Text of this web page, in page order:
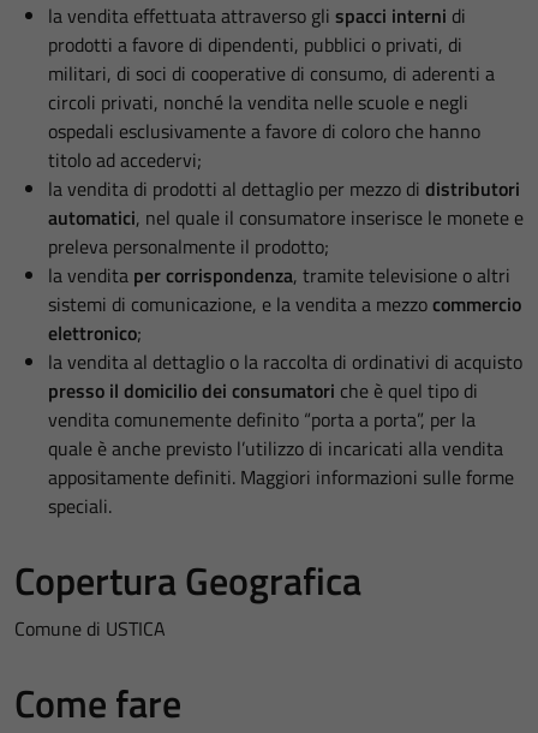
la vendita effettuata attraverso gli spacci interni di
prodotti a favore di dipendenti, pubblici o privati, di
militari, di soci di cooperative di consumo, di aderenti a
circoli privati, nonché la vendita nelle scuole e negli
ospedali esclusivamente a favore di coloro che hanno
titolo ad accedervi;
la vendita di prodotti al dettaglio per mezzo di distributori
automatici, nel quale il consumatore inserisce le monete e
preleva personalmente il prodotto;
la vendita per corrispondenza, tramite televisione o altri
sistemi di comunicazione, e la vendita a mezzocommercio
elettronico;
la vendita al dettaglio o la raccolta di ordinativi di acquisto
presso il domicilio dei consumatori che è quel tipo di
vendita comunemente definito “porta a porta”, per la
quale è anche previsto l’utilizzo di incaricati alla vendita
appositamente definiti. Maggiori informazioni sulle forme
speciali.
Copertura Geografica
Comune di USTICA
Come fare